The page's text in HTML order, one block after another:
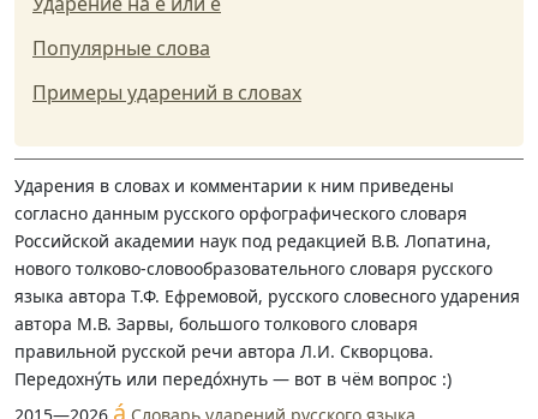
Популярные слова
Примеры ударений в словах
Ударения в словах и комментарии к ним приведены
согласно данным русского орфографического словаря
Российской академии наук под редакцией В.В. Лопатина,
нового толково-словообразовательного словаря русского
языка автора Т.Ф. Ефремовой, русского словесного ударения
автора М.В. Зарвы, большого толкового словаря
правильной русской речи автора Л.И. Скворцова.
Передохну́ть или передо́хнуть — вот в чём вопрос :)
á